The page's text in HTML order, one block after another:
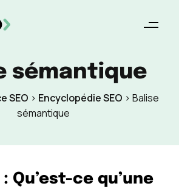
sémantique
SEO > Encyclopédie SEO > Balise
sémantique
Qu’est-ce qu’une